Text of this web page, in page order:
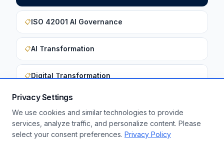
Privacy Settings
We use cookies and similar technologies to provide
services, analyze traffic, and personalize content. Please
select your consent preferences. Privacy Policy
📋ISO 42001 AI Governance
📋AI Transformation
📋Digital Transformation
Want to apply these insights to your
enterprise?